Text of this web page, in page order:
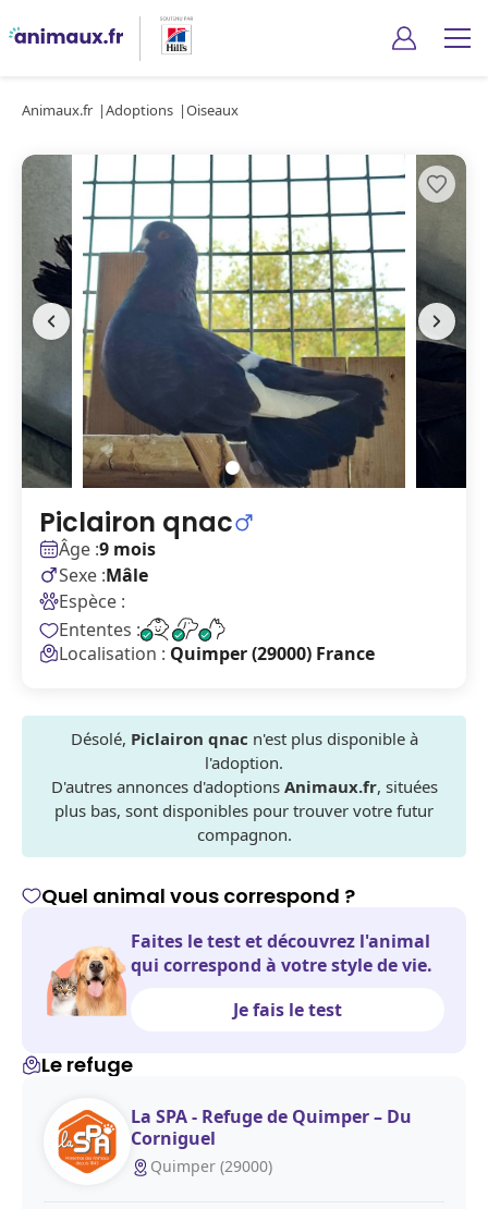
Animaux.fr Adoptions Oiseaux
Piclairon qnac
Âge :9 mois
Sexe :Mâle
Espèce :
Ententes :
Localisation : Quimper (29000) France
Désolé, Piclairon qnac n'est plus disponible à
l'adoption.
D'autres annonces d'adoptions Animaux.fr, situées
plus bas, sont disponibles pour trouver votre futur
compagnon.
Quel animal vous correspond ?
Faites le test et découvrez l'animal
qui correspond à votre style de vie.
Je fais le test
Le refuge
La SPA - Refuge de Quimper – Du
Corniguel
Quimper (29000)